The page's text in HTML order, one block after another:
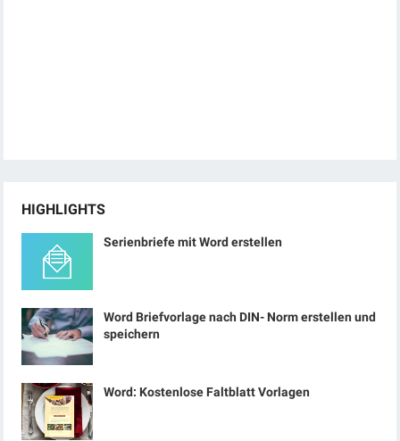
HIGHLIGHTS
Serienbriefe mit Word erstellen
Word Briefvorlage nach DIN- Norm erstellen und
speichern
Word: Kostenlose Faltblatt Vorlagen